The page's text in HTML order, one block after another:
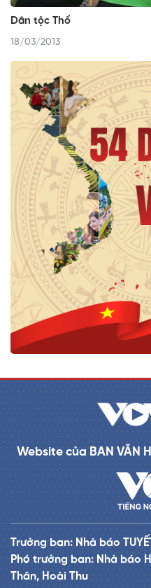
Dân tộc Thổ
18/03/2013
Website của BAN VĂN
Trưởng ban: Nhà báo
Phó trưởng ban: Nhà báo
Thân, Hoài Thu